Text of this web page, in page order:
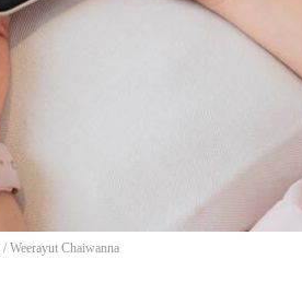
/ Weerayut Chaiwanna